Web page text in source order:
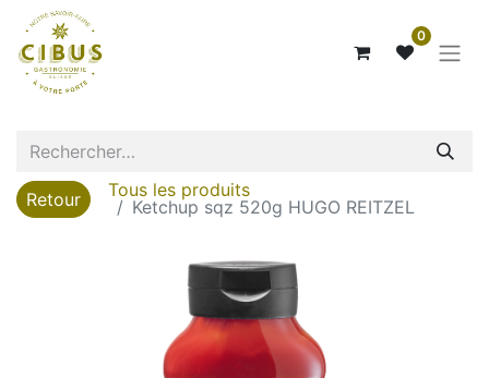
0
Retour
Tous les produits
Ketchup sqz 520g HUGO REITZEL